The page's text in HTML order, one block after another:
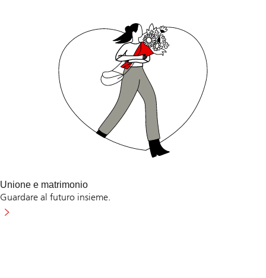
Unione e matrimonio
Guardare al futuro insieme.